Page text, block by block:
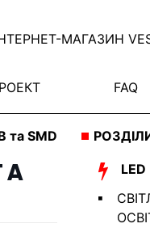
МАГАЗИН
FAQ
та SMD